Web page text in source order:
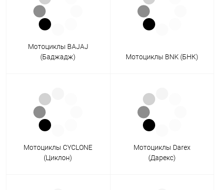
Мотоциклы BAJAJ
(Баджадж)
Мотоциклы BNK (БНК)
Мотоциклы CYCLONE
(Циклон)
Мотоциклы Darex
(Дарекс)